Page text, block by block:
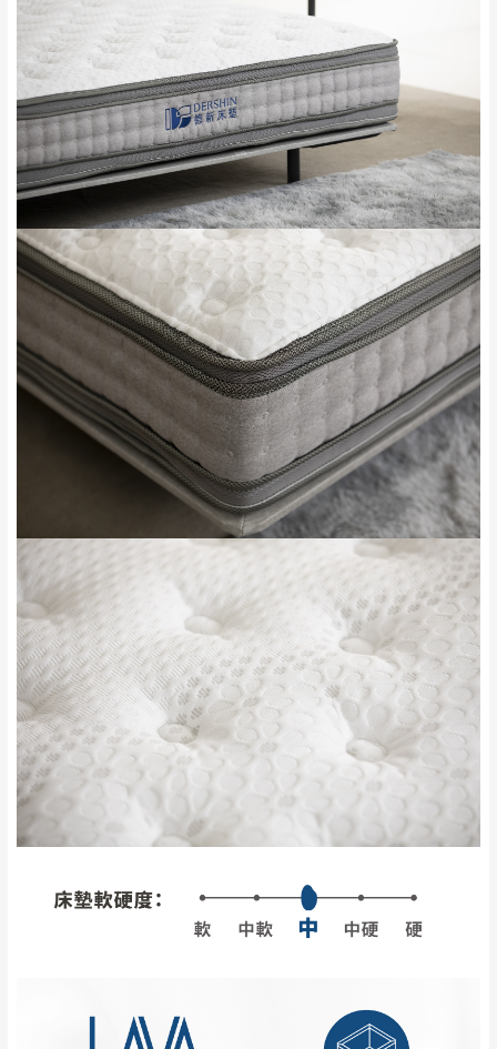
＊A108產品另收運費
配送天數：5~14天
到貨時間：指定送貨日當天以電話聯絡確認
｜周（一）配送部門固定公休無送貨｜
台北市、新北市地區固定每周(三)、(日)兩天收送貨
暫無配送地區：彰化、南投、雲林、嘉義、台南、高
雄、屏東、宜蘭、 花蓮、台東、金門、馬祖、澎湖地區
（可於LINE線上詢問 →@dershin ）
。
。
其它注意事項
本司貨車運送如因路況不佳、天候惡劣、過於偏遠之
山區內等，或收貨地點搬運過於困難等因素，導致無
法順利配送，本公司除了盡最大努力完成配送外，視
狀況保有出貨的權利。
保護物流人員的工作安全，賣家無提供吊掛服務，若
支付。
因大型傢俱有組裝、配送的問題，並非一般快速到貨
如遇自然災害、政府宣布之災害警報等不可抗力情
若您選擇三聯式或索取兩聯式發票，發票將於商品
完成出貨15個工作天另行寄出，另外約加上2~7個
工作天內送達，如遇國定假日將順延寄送。
退換貨說明：
若收到不良品，請於到貨日起七日內通知本
公司客服人員，我們將為您更換新品，運費
皆由本站負責，所有退回及換貨之商品必須
是全新狀態且完整包裝，床墊、床包、枕頭
類產品需為未拆封狀態(請保持商品、附件、
包裝、廠商紙及所有附隨文件或資料之完整
性)，若未依照上述方式處理，恕無法接受退
貨。
由於透過電腦螢幕選購商品，可能會因個人
電腦螢幕的設定色差或解析度等因素， 與實
際商品的顏色、質感稍有不同，如因此而需
需自付來回運費及人資成本
，請您
訂購前詳加確認。(包含商品尺寸是否合適)。
訂購前請確認商品尺寸，大型物件因為人工
丈量，難免會有些許誤差值(約正負0.5CM)
詳細尺寸以實品為主。
非因本公司問題而需退換貨，請於收到貨7日
內通知客服人員(Line@ ID： @dershin) ，並
須保持商品全新狀態與完整包裝。鑑賞期間
若發生非本司因素致使之汙損破壞，恕無法
辦理退換貨。
台北市、新北市地區固定每周(三)、(日)兩天
收送貨，敬請見諒！
期，商品使用年限，因客人使用習慣、居家
環境不同。若屬人為因素導致商品損壞、零
會進行維修)。